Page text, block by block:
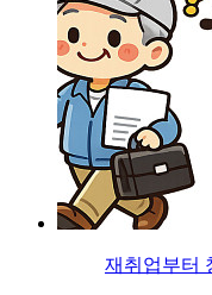
재취업부터